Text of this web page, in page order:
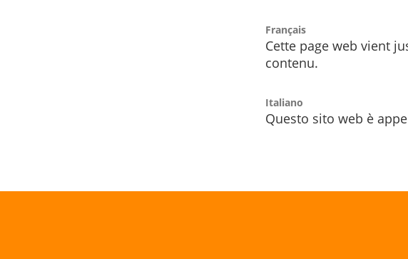
Français
Cette page web vient
contenu.
Italiano
Questo sito web è